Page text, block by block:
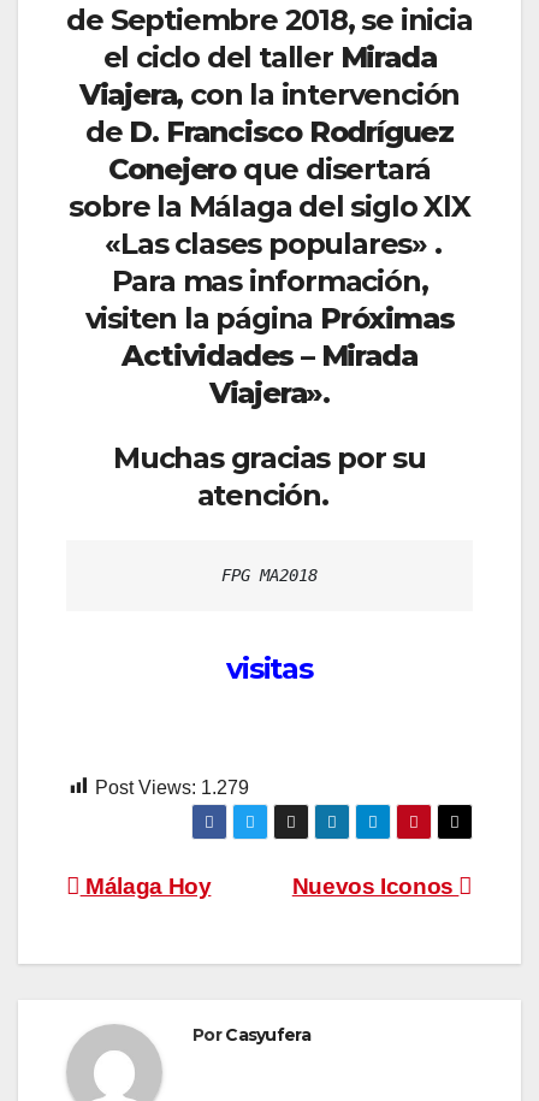
de Septiembre 2018, se inicia
el ciclo del taller Mirada
Viajera, con la intervención
de D. Francisco Rodríguez
Conejeroque disertará
sobre la Málaga del siglo XlX
«Las clases populares» .
Para mas información,
visiten la página Próximas
Actividades – Mirada
Viajera».
Muchas gracias por su
atención.
FPG MA2018
visitas
Post Views: 1.279
Navegación
Nuevos Iconos
Málaga Hoy
PorCasyufera